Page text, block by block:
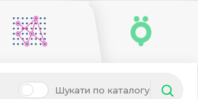
Шукати по каталогу